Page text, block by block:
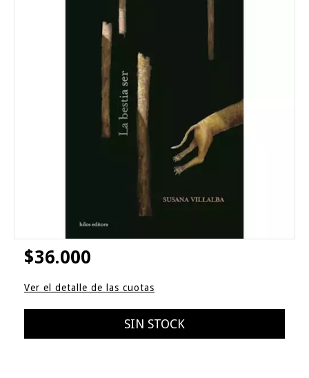
$36.000
Ver el detalle de las cuotas